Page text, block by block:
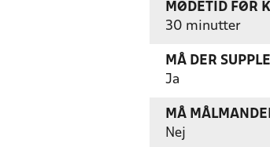
MØDETID FØR
30 minutter
MÅ DER
Ja
MÅ
Nej